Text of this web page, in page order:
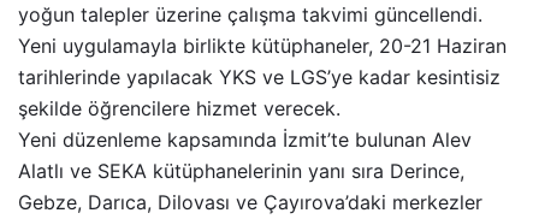
yoğun talepler üzerine çalışma takvimi güncellendi.
Yeni uygulamayla birlikte kütüphaneler, 20-21 Haziran
tarihlerinde yapılacak YKS ve LGS’ye kadar kesintisiz
şekilde öğrencilere hizmet verecek.
Yeni düzenleme kapsamında İzmit’te bulunan Alev
Alatlı ve SEKA kütüphanelerinin yanı sıra Derince,
Gebze, Darıca, Dilovası ve Çayırova’daki merkezler